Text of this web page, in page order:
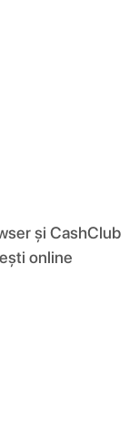
și CashClub
online